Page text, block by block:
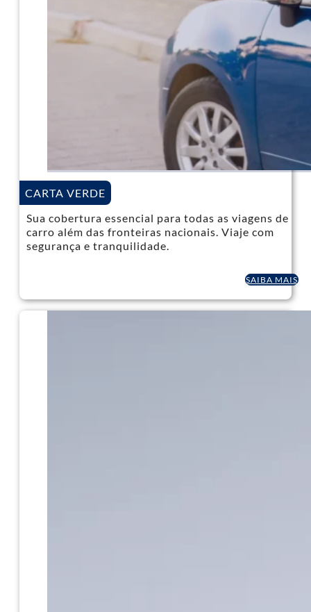
Sua cobertura essencial para todas as viagens de
carro além das fronteiras nacionais. Viaje com
segurança e tranquilidade.
SAIBA MAIS
CARTA VERDE